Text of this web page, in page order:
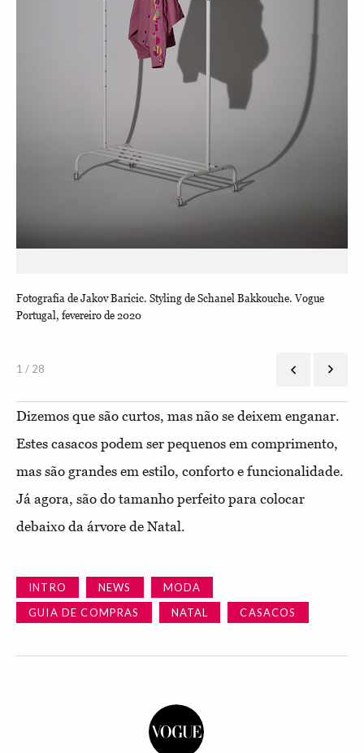
Fotografia de Jakov Baricic. Styling de Schanel Bakkouche. Vogue
Portugal, fevereiro de 2020
1 / 28
Dizemos que são curtos, mas não se deixem enganar.
Estes casacos podem ser pequenos em comprimento,
mas são grandes em estilo, conforto e funcionalidade.
Já agora, são do tamanho perfeito para colocar
debaixo da árvore de Natal.
INTRO NEWS
MODA
GUIA DE COMPRAS
NATAL CASACOS